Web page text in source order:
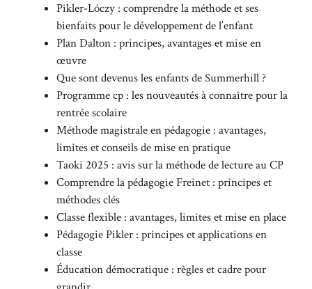
Pikler-Lóczy : comprendre la méthode et ses
bienfaits pour le développement de l’enfant
Plan Dalton : principes, avantages et mise en
œuvre
Que sont devenus les enfants de Summerhill ?
Programme cp : les nouveautés à connaître pour la
rentrée scolaire
Méthode magistrale en pédagogie : avantages,
limites et conseils de mise en pratique
Taoki 2025 : avis sur la méthode de lecture au CP
Comprendre la pédagogie Freinet : principes et
méthodes clés
Classe flexible : avantages, limites et mise en place
Pédagogie Pikler : principes et applications en
classe
Éducation démocratique : règles et cadre pour